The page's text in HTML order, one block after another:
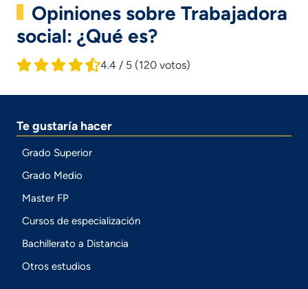
Opiniones sobre Trabajadora
social: ¿Qué es?
4.4 / 5 (120 votos)
Te gustaría hacer
Grado Superior
Grado Medio
Master FP
Cursos de especialización
Bachillerato a Distancia
Otros estudios